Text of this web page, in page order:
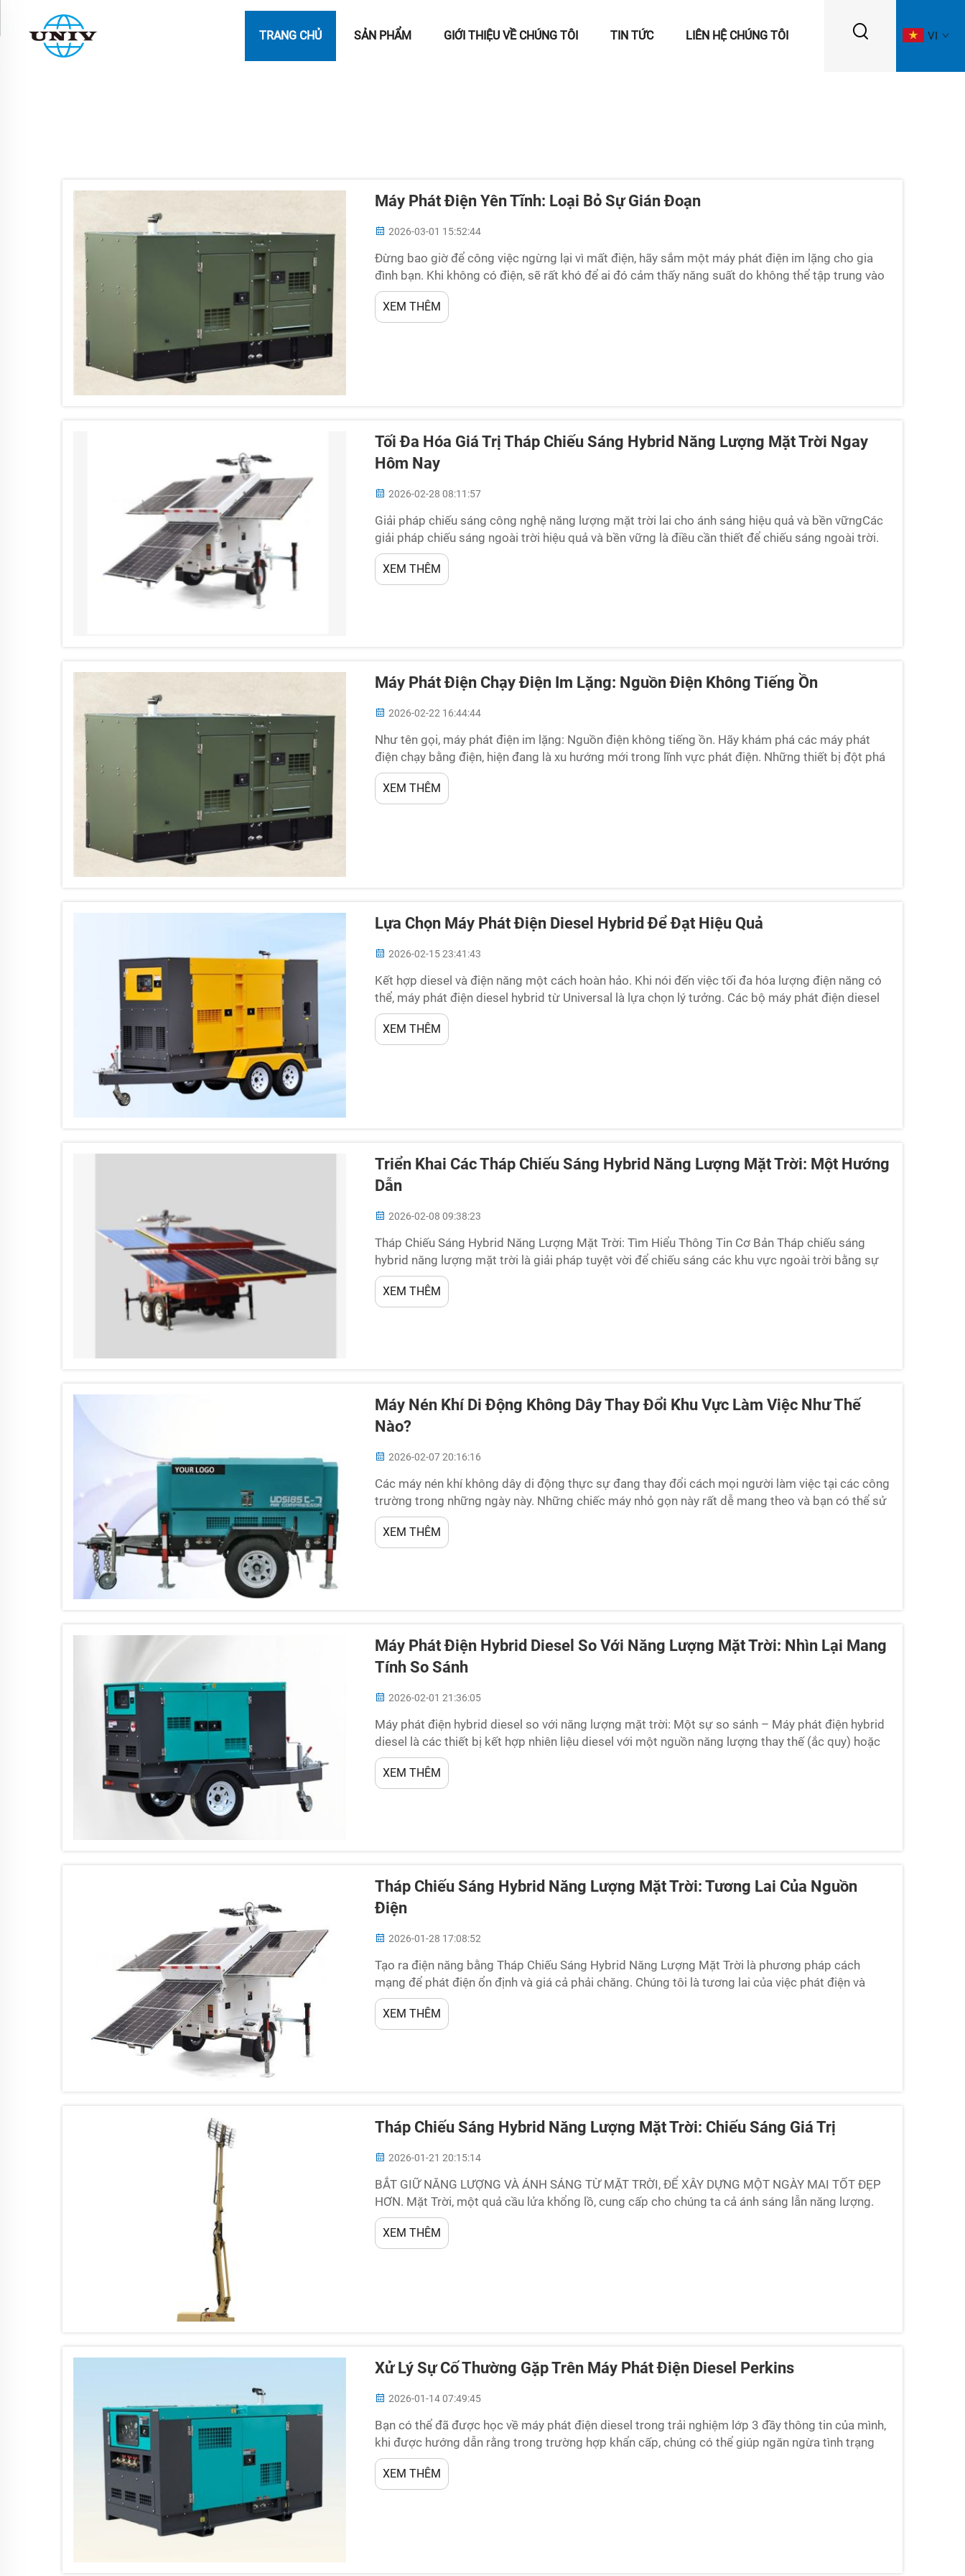
TRANG CHỦ SẢN PHẨM GIỚI THIỆU VỀ CHÚNG TÔI TIN TỨC LIÊN HỆ CHÚNG TÔI VI
Máy Phát Điện Yên Tĩnh: Loại Bỏ Sự Gián Đoạn
2026-03-01 15:52:44
Đừng bao giờ để công việc ngừng lại vì mất điện, hãy sắm một máy phát điện im lặng cho gia
đình bạn. Khi không có điện, sẽ rất khó để ai đó cảm thấy năng suất do không thể tập trung vào
công việc. Nhờ có Universal, một máy phát điện im lặng đã có sẵn...
XEM THÊM
Tối Đa Hóa Giá Trị Tháp Chiếu Sáng Hybrid Năng Lượng Mặt Trời Ngay
Hôm Nay
2026-02-28 08:11:57
Giải pháp chiếu sáng công nghệ năng lượng mặt trời lai cho ánh sáng hiệu quả và bền vữngCác
giải pháp chiếu sáng ngoài trời hiệu quả và bền vững là điều cần thiết để chiếu sáng ngoài trời.
Một trong những giải pháp như vậy, đang tăng cường gần đây, là năng lượng mặt trời lai...
XEM THÊM
Máy Phát Điện Chạy Điện Im Lặng: Nguồn Điện Không Tiếng Ồn
2026-02-22 16:44:44
Như tên gọi, máy phát điện im lặng: Nguồn điện không tiếng ồn. Hãy khám phá các máy phát
điện chạy bằng điện, hiện đang là xu hướng mới trong lĩnh vực phát điện. Những thiết bị đột phá
này cung cấp nguồn điện an toàn và không gây tiếng ồn, thay thế cho các máy phát điện truyền
thống. Thật đặc biệt khi...
XEM THÊM
Lựa Chọn Máy Phát Điện Diesel Hybrid Để Đạt Hiệu Quả
2026-02-15 23:41:43
Kết hợp diesel và điện năng một cách hoàn hảo. Khi nói đến việc tối đa hóa lượng điện năng có
thể, máy phát điện diesel hybrid từ Universal là lựa chọn lý tưởng. Các bộ máy phát điện diesel
này sử dụng nhiên liệu diesel cho các yêu cầu công suất cao...
XEM THÊM
Triển Khai Các Tháp Chiếu Sáng Hybrid Năng Lượng Mặt Trời: Một Hướng
Dẫn
2026-02-08 09:38:23
Tháp Chiếu Sáng Hybrid Năng Lượng Mặt Trời: Tìm Hiểu Thông Tin Cơ Bản Tháp chiếu sáng
hybrid năng lượng mặt trời là giải pháp tuyệt vời để chiếu sáng các khu vực ngoài trời bằng sự
kết hợp giữa năng lượng mặt trời và điện truyền thống. Các tháp được thiết kế với tấm pin mặt
trời o...
XEM THÊM
Máy Nén Khí Di Động Không Dây Thay Đổi Khu Vực Làm Việc Như Thế
Nào?
2026-02-07 20:16:16
Các máy nén khí không dây di động thực sự đang thay đổi cách mọi người làm việc tại các công
trường trong những ngày này. Những chiếc máy nhỏ gọn này rất dễ mang theo và bạn có thể sử
dụng chúng ở bất kỳ đâu mà không cần tìm ổ cắm điện. Universal sản xuất một số mẫu tốt nhất
trong số này, chúng h...
XEM THÊM
Máy Phát Điện Hybrid Diesel So Với Năng Lượng Mặt Trời: Nhìn Lại Mang
Tính So Sánh
2026-02-01 21:36:05
Máy phát điện hybrid diesel so với năng lượng mặt trời: Một sự so sánh – Máy phát điện hybrid
diesel là các thiết bị kết hợp nhiên liệu diesel với một nguồn năng lượng thay thế (ắc quy) hoặc
năng lượng tái tạo. Những thiết bị này rất cần thiết để sử dụng tại những địa điểm mà nguồn
năng lượng ổn định...
XEM THÊM
Tháp Chiếu Sáng Hybrid Năng Lượng Mặt Trời: Tương Lai Của Nguồn
Điện
2026-01-28 17:08:52
Tạo ra điện năng bằng Tháp Chiếu Sáng Hybrid Năng Lượng Mặt Trời là phương pháp cách
mạng để phát điện ổn định và giá cả phải chăng. Chúng tôi là tương lai của việc phát điện và
Universal đang dẫn đầu với công nghệ mới. Đổi Mới Trong Các Tháp Chiếu Sáng HybridPowere...
XEM THÊM
Tháp Chiếu Sáng Hybrid Năng Lượng Mặt Trời: Chiếu Sáng Giá Trị
2026-01-21 20:15:14
BẮT GIỮ NĂNG LƯỢNG VÀ ÁNH SÁNG TỪ MẶT TRỜI, ĐỂ XÂY DỰNG MỘT NGÀY MAI TỐT ĐẸP
HƠN. Mặt Trời, một quả cầu lửa khổng lồ, cung cấp cho chúng ta cả ánh sáng lẫn năng lượng.
May mắn thay, những người bạn đồng nghiệp tại Universal đã tìm ra một cách thông minh để
dẫn truyền năng lượng này và chuyển hóa nó thành chất nhờn...
XEM THÊM
Xử Lý Sự Cố Thường Gặp Trên Máy Phát Điện Diesel Perkins
2026-01-14 07:49:45
Bạn có thể đã được học về máy phát điện diesel trong trải nghiệm lớp 3 đầy thông tin của mình,
khi được hướng dẫn rằng trong trường hợp khẩn cấp, chúng có thể giúp ngăn ngừa tình trạng
mất điện. Tuy nhiên, theo thời gian, những máy phát này có thể gặp phải một số vấn đề. Chúng ta
sẽ thảo luận...
XEM THÊM